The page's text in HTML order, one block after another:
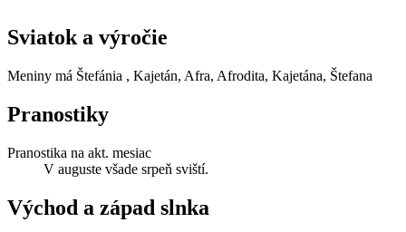
Sviatok a výročie
Meniny má Štefánia , Kajetán, Afra, Afrodita, Kajetána, Štefana
Pranostiky
Pranostika na akt. mesiac
V auguste všade srpeň sviští.
Východ a západ slnka